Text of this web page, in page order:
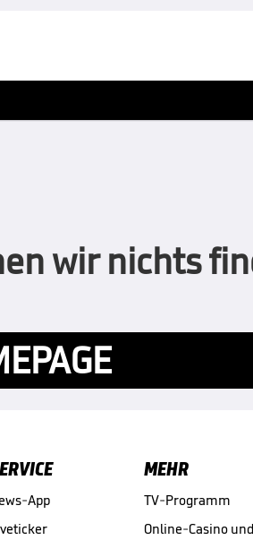
wir nichts
App
MEHR
TV-Programm
Online-Casino und